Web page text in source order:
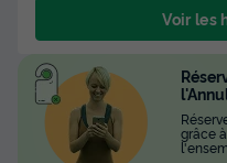
Voir les
grâce